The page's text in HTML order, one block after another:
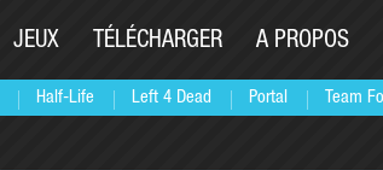
Half-Life Left 4 Dead Portal Team
JEUX TÉLÉCHARGER A PROPOS